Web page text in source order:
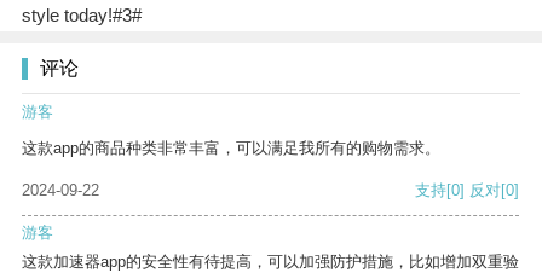
style today!#3#
评论
游客
这款app的商品种类非常丰富，可以满足我所有的购物需求。
2024-09-22 支持[0] 反对[0]
游客
这款加速器app的安全性有待提高，可以加强防护措施，比如增加双重验